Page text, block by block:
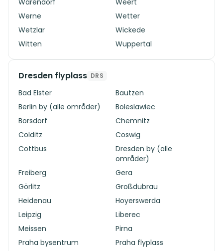
Warendorf
Weert
Werne
Wetter
Wetzlar
Wickede
Witten
Wuppertal
Dresden flyplass DRS
Bad Elster
Bautzen
Berlin by (alle områder)
Boleslawiec
Borsdorf
Chemnitz
Colditz
Coswig
Cottbus
Dresden by (alle
områder)
Freiberg
Gera
Görlitz
Großdubrau
Heidenau
Hoyerswerda
Leipzig
Liberec
Meissen
Pirna
Praha bysentrum
Praha flyplass